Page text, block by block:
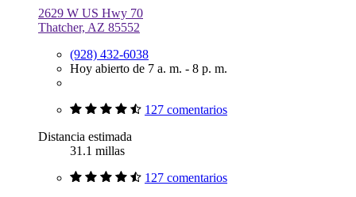
2629 W US Hwy 70
Thatcher, AZ 85552
(928) 432-6038
Hoy abierto de 7 a. m. - 8 p. m.
127 comentarios
Distancia estimada
31.1 millas
127 comentarios